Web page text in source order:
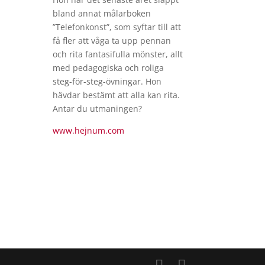
bland annat målarboken
”Telefonkonst”, som syftar till att
få fler att våga ta upp pennan
och rita fantasifulla mönster, allt
med pedagogiska och roliga
steg-för-steg-övningar. Hon
hävdar bestämt att alla kan rita.
Antar du utmaningen?
www.hejnum.com